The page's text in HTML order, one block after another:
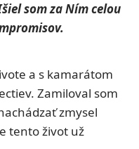
som za Ním celou
a s kamarátom
Zamiloval som
zmysel
tento život už